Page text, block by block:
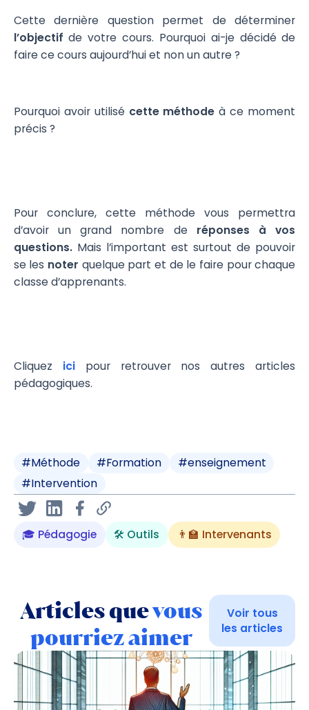
Cette dernière question permet de déterminer
l’objectif de votre cours. Pourquoi ai-je décidé de
faire ce cours aujourd’hui et non un autre ?
Pourquoi avoir utilisé cette méthode à ce moment
précis ?
Pour conclure, cette méthode vous permettra
d’avoir un grand nombre de réponses à vos
questions. Mais l’important est surtout de pouvoir
se les noter quelque part et de le faire pour chaque
classe d’apprenants.
Cliquez icipour retrouver nos autres articles
pédagogiques.
#Méthode #Formation #enseignement
#Intervention
🎓 Pédagogie 🛠 Outils 👨‍🏫 Intervenants
Articles quevous
pourriez aimer
Voir tous
les articles